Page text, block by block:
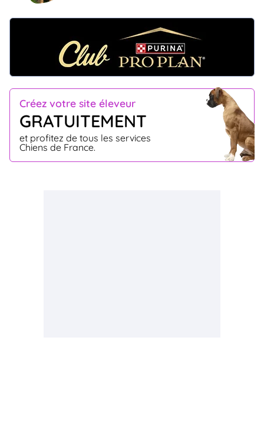
Créez votre site éleveur
GRATUITEMENT
et profitez de tous les services
Chiens de France.